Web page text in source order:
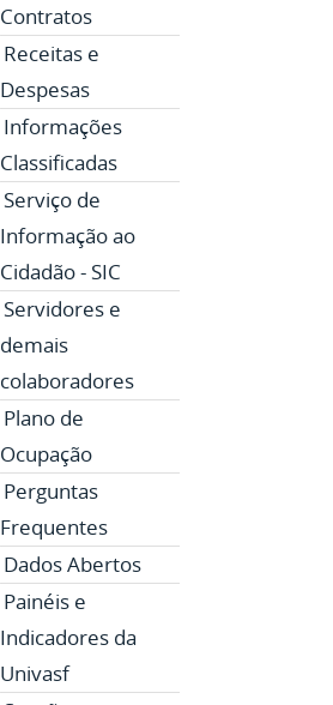
Contratos
Receitas e
Despesas
Informações
Classificadas
Serviço de
Informação ao
Cidadão - SIC
Servidores e
demais
colaboradores
Plano de
Ocupação
Perguntas
Frequentes
Dados Abertos
Painéis e
Indicadores da
Univasf